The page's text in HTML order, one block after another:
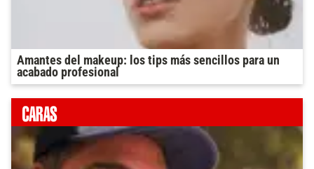
Amantes del makeup: los tips más sencillos para un
acabado profesional